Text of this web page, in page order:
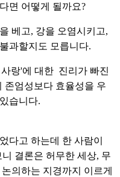
면 어떻게 될까요?
베고, 강을 오염시키고,
과할지도 모릅니다.
랑'에 대한 진리가 빠진
존엄성보다 효율성을 우
습니다.
다고 하는데 한 사람이
결론은 허무한 세상, 무
의하는 지경까지 이르게